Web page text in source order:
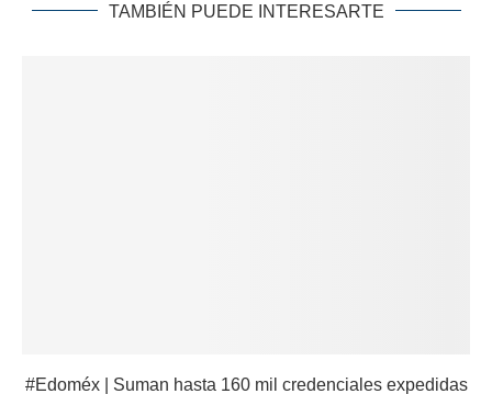
TAMBIÉN PUEDE INTERESARTE
#Edoméx | Suman hasta 160 mil credenciales expedidas